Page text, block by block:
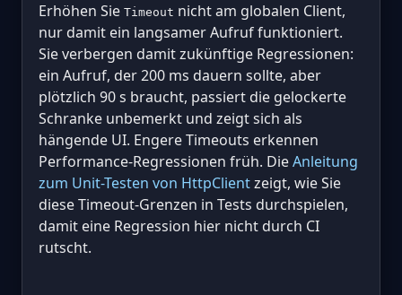
Erhöhen Sie Timeout nicht am globalen Client,
nur damit ein langsamer Aufruf funktioniert.
Sie verbergen damit zukünftige Regressionen:
ein Aufruf, der 200 ms dauern sollte, aber
plötzlich 90 s braucht, passiert die gelockerte
Schranke unbemerkt und zeigt sich als
hängende UI. Engere Timeouts erkennen
Performance-Regressionen früh. DieAnleitung
zum Unit-Testen von HttpClientzeigt, wie Sie
diese Timeout-Grenzen in Tests durchspielen,
damit eine Regression hier nicht durch CI
rutscht.